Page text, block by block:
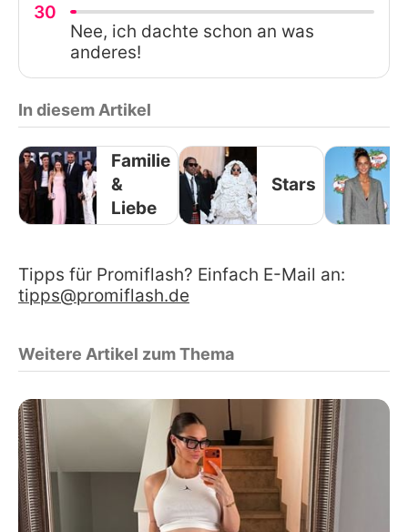
30
Nee, ich dachte schon an was
anderes!
In diesem Artikel
Familie
&
Liebe
Stars
Tipps für Promiflash? Einfach E-Mail an:
tipps@promiflash.de
Weitere Artikel zum Thema